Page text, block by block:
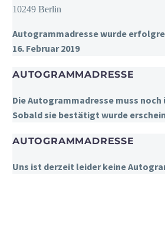
10249 Berlin
Autogrammadresse wurde
16. Februar 2019
AUTOGRAMMADRESSE
Die Autogrammadresse muss
Sobald sie bestätigt wurde
AUTOGRAMMADRESSE
Uns ist derzeit leider keine